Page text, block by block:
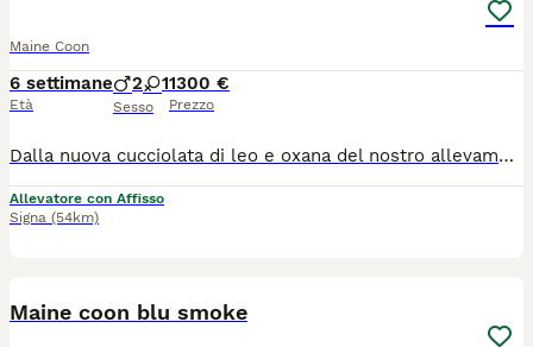
Maine Coon
6 settimane
Età
2 1
Sesso
1300 €
Prezzo
Dalla nuova cucciolata di leo e oxana del nostro allevamento, sono disponibili alla prenotazione 3 gattini 2 maschi (Black Tabby with White) 1 femmina (Black Tortie with White) i gattini verrano ceduti a fine settembre dopo 3 mesi e una settimana in cui saranno abituati al contatto umano ai bambini alle aspirapolveri e alla vita in famiglia in generale. Verranno ceduti sverminati, vaccinati, con microchip e pedigree afi-wcf. Genitori esenti da patologie e sempre visibili presso il nostro allevamento. Foto dei gattini a 14 giorni
Allevatore con Affisso
Signa (54km)
Maine coon blu smoke